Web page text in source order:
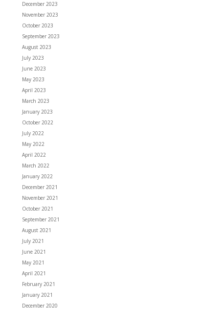
December 2023
November 2023
October 2023
September 2023
August 2023
July 2023
June 2023
May 2023
April 2023
March 2023
January 2023
October 2022
July 2022
May 2022
April 2022
March 2022
January 2022
December 2021
November 2021
October 2021
September 2021
August 2021
July 2021
June 2021
May 2021
April 2021
February 2021
January 2021
December 2020